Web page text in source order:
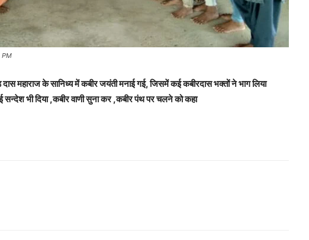
PM
महाराज के सानिध्य में कबीर जयंती मनाई गई, जिसमें कई कबीरदास भक्तों ने भाग लिया
सन्देश भी दिया ,कबीर वाणी सुना कर ,कबीर पंथ पर चलने को कहा